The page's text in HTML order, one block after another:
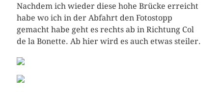
Nachdem ich wieder diese hohe Brücke erreicht
habe wo ich in der Abfahrt den Fotostopp
gemacht habe geht es rechts ab in Richtung Col
de la Bonette. Ab hier wird es auch etwas steiler.